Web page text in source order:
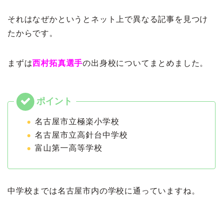
それはなぜかというとネット上で異なる記事を見つけ
たからです。
まずは西村拓真選手の出身校についてまとめました。
名古屋市立極楽小学校
名古屋市立高針台中学校
富山第一高等学校
中学校までは名古屋市内の学校に通っていますね。